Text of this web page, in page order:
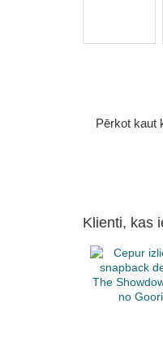
Pērkot kaut
Klienti, kas